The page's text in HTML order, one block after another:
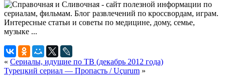
« Сериалы, идущие по ТВ (декабрь 2012 года)
Турецкий сериал — Пропасть / Uçurum »